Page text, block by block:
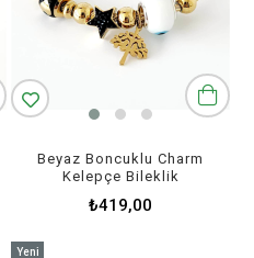
Beyaz Boncuklu Charm
Kelepçe Bileklik
₺419,00
Yeni